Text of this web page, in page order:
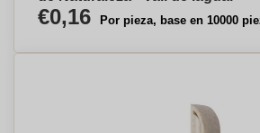
€0,16 Por pieza, base en 10000